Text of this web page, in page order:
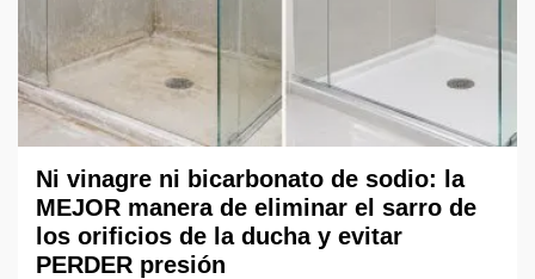
Ni vinagre ni bicarbonato de sodio: la
MEJOR manera de eliminar el sarro de
los orificios de la ducha y evitar
PERDER presión